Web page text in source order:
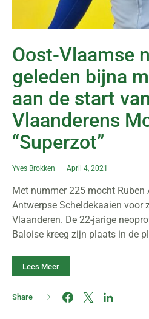
Oost-Vlaamse
geleden bijna
aan de start van
Vlaanderens
“Superzot”
Yves Brokken April 4, 2021
Met nummer 225 mocht Ruben
Antwerpse Scheldekaaien voor
Vlaanderen. De 22-jarige
Baloise kreeg zijn plaats in de
Lees Meer
Share